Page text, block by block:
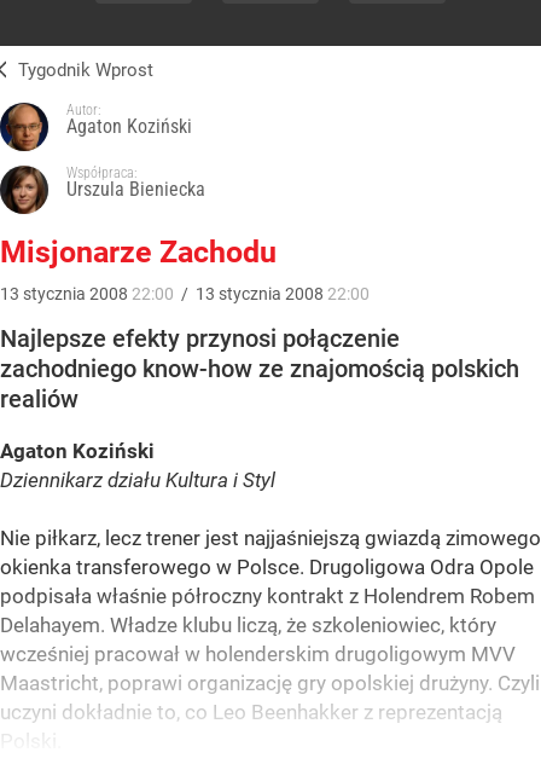
Tygodnik Wprost
Autor:
Agaton Koziński
Współpraca:
Urszula Bieniecka
Misjonarze Zachodu
13 stycznia 2008 22:00 / 13 stycznia 2008 22:00
Najlepsze efekty przynosi połączenie
zachodniego know-how ze znajomością polskich
realiów
Agaton Koziński
Dziennikarz działu Kultura i Styl
Nie piłkarz, lecz trener jest najjaśniejszą gwiazdą zimowego
okienka transferowego w Polsce. Drugoligowa Odra Opole
podpisała właśnie półroczny kontrakt z Holendrem Robem
Delahayem. Władze klubu liczą, że szkoleniowiec, który
wcześniej pracował w holenderskim drugoligowym MVV
Maastricht, poprawi organizację gry opolskiej drużyny. Czyli
uczyni dokładnie to, co Leo Beenhakker z reprezentacją
Polski.